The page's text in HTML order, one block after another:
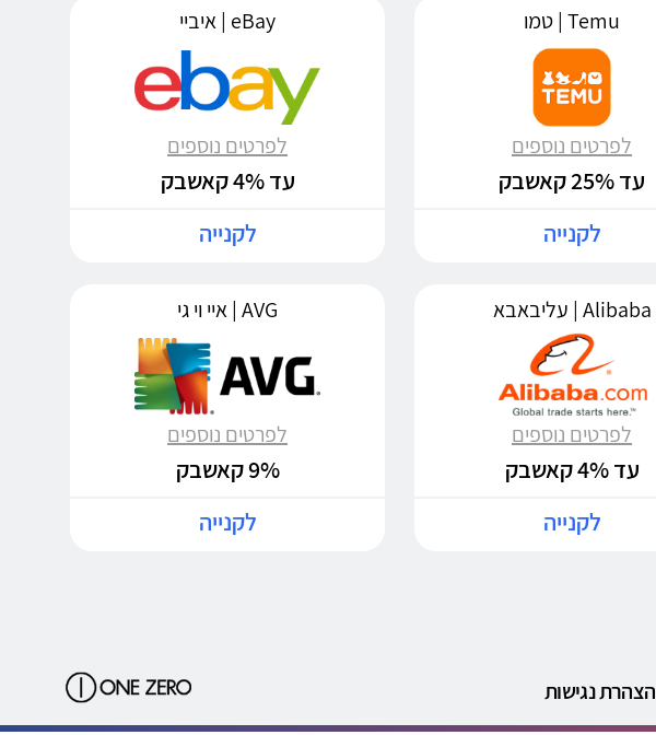
Temu | טמו
לפרטים נוספים
עד 25% קאשבק
לקנייה
eBay | איביי
לפרטים נוספים
עד 4% קאשבק
לקנייה
Alibaba | עליבאבא
לפרטים נוספים
עד 4% קאשבק
לקנייה
AVG | איי וי גי
לפרטים נוספים
9% קאשבק
לקנייה
הצהרת נגישות